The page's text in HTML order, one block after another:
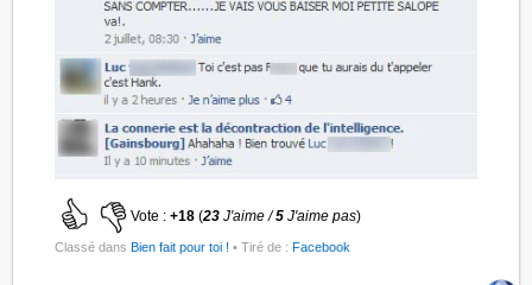
Vote :+18 (23J'aime /5 J'aime pas)
Classé dansBien fait pour toi ! • Tiré de :Facebook